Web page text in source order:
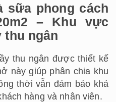
sữa phong cách
– Khu vực
thu ngân
thu ngân được thiết kế
này giúp phân chia khu
thời vẫn đảm bảo khả
hàng và nhân viên.